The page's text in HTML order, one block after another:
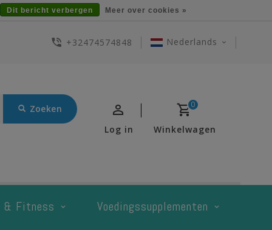
+32474574848 Nederlands
Zoeken 0
Winkelwagen
Log in
& Fitness Voedingssupplementen
Dit bericht verbergen Meer over cookies »